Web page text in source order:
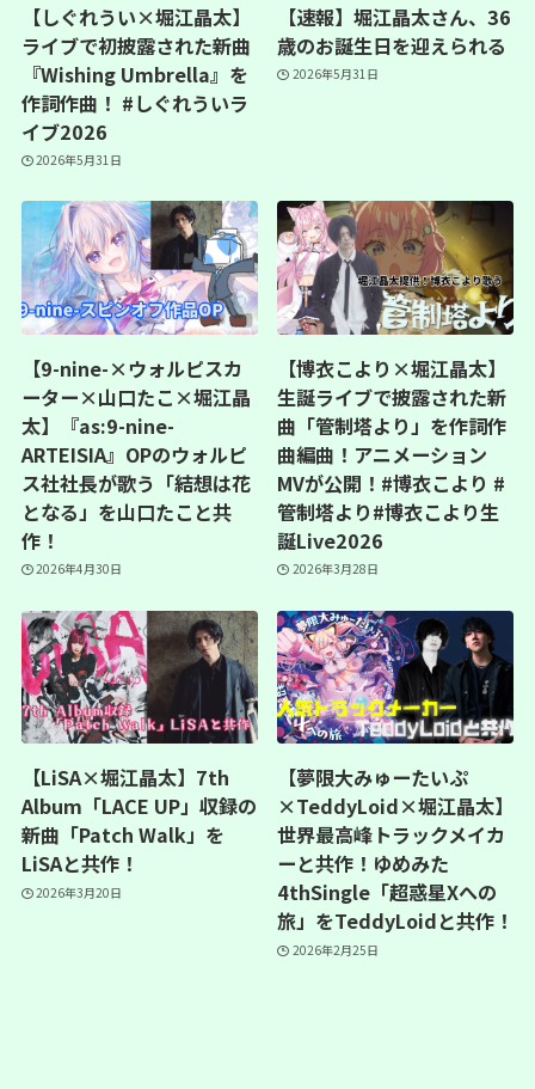
【しぐれうい×堀江晶太】
ライブで初披露された新曲
『Wishing Umbrella』を
作詞作曲！ #しぐれういラ
イブ2026
2026年5月31日
【速報】堀江晶太さん、36
歳のお誕生日を迎えられる
2026年5月31日
【9-nine-×ウォルピスカ
ーター×山口たこ×堀江晶
太】『as:9-nine-
ARTEISIA』OPのウォルピ
ス社社長が歌う「結想は花
となる」を山口たこと共
作！
2026年4月30日
【博衣こより×堀江晶太】
生誕ライブで披露された新
曲「管制塔より」を作詞作
曲編曲！アニメーション
MVが公開！#博衣こより #
管制塔より#博衣こより生
誕Live2026
2026年3月28日
【LiSA×堀江晶太】7th
Album「LACE UP」収録の
新曲「Patch Walk」を
LiSAと共作！
2026年3月20日
【夢限大みゅーたいぷ
×TeddyLoid×堀江晶太】
世界最高峰トラックメイカ
ーと共作！ゆめみた
4thSingle「超惑星Xへの
旅」をTeddyLoidと共作！
2026年2月25日